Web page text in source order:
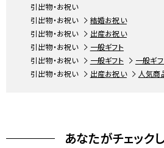
引出物・お祝い
引出物・お祝い
結婚お祝い
引出物・お祝い
出産お祝い
引出物・お祝い
一般ギフト
引出物・お祝い
一般ギフト
一般ギ
引出物・お祝い
出産お祝い 人気商
あなたがチェック